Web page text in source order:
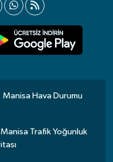
Manisa Hava Durumu
Manisa Trafik Yoğunluk